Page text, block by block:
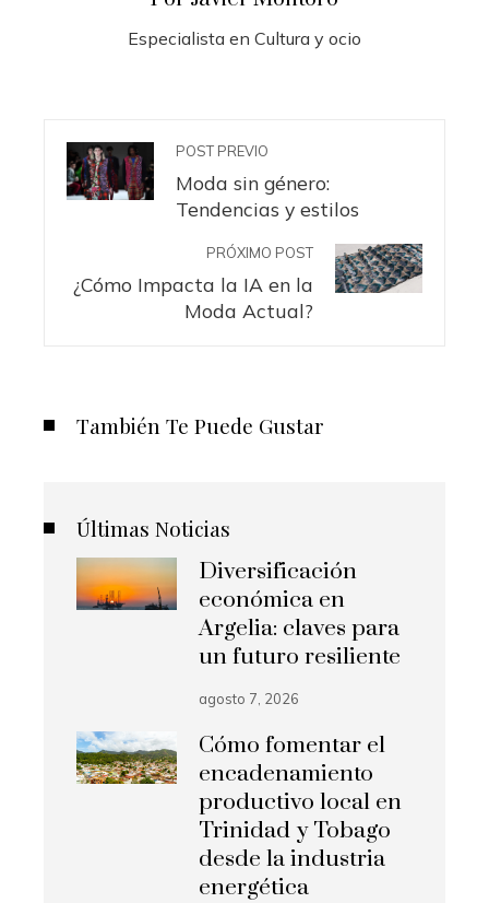
Especialista en Cultura y ocio
POST PREVIO
Moda sin género:
Tendencias y estilos
PRÓXIMO POST
¿Cómo Impacta la IA en la
Moda Actual?
También Te Puede Gustar
Últimas Noticias
Diversificación
económica en
Argelia: claves para
un futuro resiliente
agosto 7, 2026
Cómo fomentar el
encadenamiento
productivo local en
Trinidad y Tobago
desde la industria
energética